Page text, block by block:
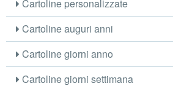
Cartoline personalizzate
Cartoline auguri anni
Cartoline giorni anno
Cartoline giorni settimana